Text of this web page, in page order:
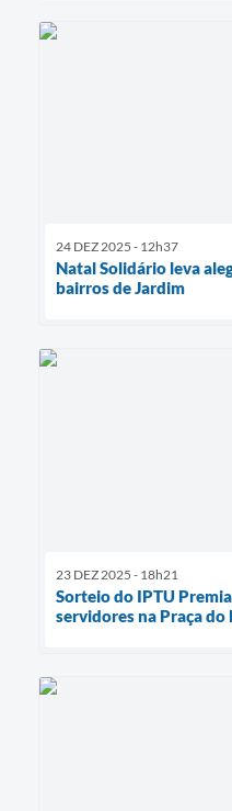
24 DEZ 2025 - 12h37
Natal Solidário leva
bairros de Jardim
23 DEZ 2025 - 18h21
Sorteio do IPTU
servidores na Praça do